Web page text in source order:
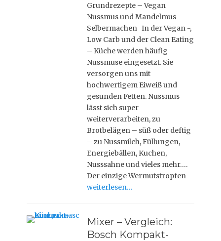
t
e
d
n
Grundrezepte – Vegan
Nussmus und Mandelmus
Selbermachen In der Vegan -,
Low Carb und der Clean Eating
– Küche werden häufig
Nussmuse eingesetzt. Sie
versorgen uns mit
hochwertigem Eiweiß und
gesunden Fetten. Nussmus
lässt sich super
weiterverarbeiten, zu
Brotbelägen – süß oder deftig
– zu Nussmilch, Füllungen,
Energiebällen, Kuchen,
Nusssahne und vieles mehr….
Der einzige Wermutstropfen
weiterlesen…
Mixer – Vergleich:
Bosch Kompakt-